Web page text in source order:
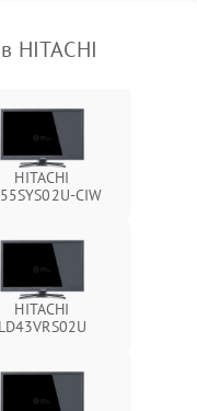
HITACHI
HITACHI
CIW
HITACHI
LD43VRS02U